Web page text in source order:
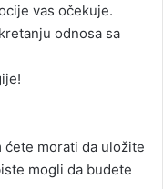
vas očekuje.
odnosa sa
ćete morati da uložite
mogli da budete